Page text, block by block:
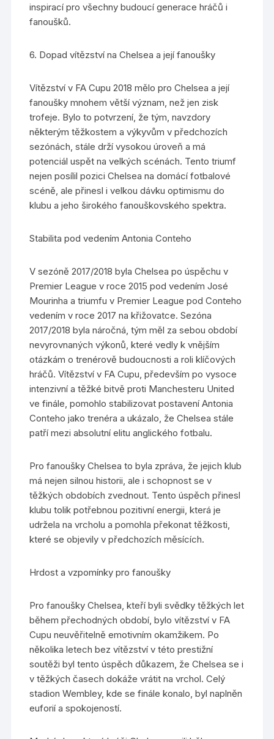
inspirací pro všechny budoucí generace hráčů i
fanoušků.
6. Dopad vítězství na Chelsea a její fanoušky
Vítězství v FA Cupu 2018 mělo pro Chelsea a její
fanoušky mnohem větší význam, než jen zisk
trofeje. Bylo to potvrzení, že tým, navzdory
některým těžkostem a výkyvům v předchozích
sezónách, stále drží vysokou úroveň a má
potenciál uspět na velkých scénách. Tento triumf
nejen posílil pozici Chelsea na domácí fotbalové
scéně, ale přinesl i velkou dávku optimismu do
klubu a jeho širokého fanouškovského spektra.
Stabilita pod vedením Antonia Conteho
V sezóně 2017/2018 byla Chelsea po úspěchu v
Premier League v roce 2015 pod vedením José
Mourinha a triumfu v Premier League pod Conteho
vedením v roce 2017 na křižovatce. Sezóna
2017/2018 byla náročná, tým měl za sebou období
nevyrovnaných výkonů, které vedly k vnějším
otázkám o trenérově budoucnosti a roli klíčových
hráčů. Vítězství v FA Cupu, především po vysoce
intenzivní a těžké bitvě proti Manchesteru United
ve finále, pomohlo stabilizovat postavení Antonia
Conteho jako trenéra a ukázalo, že Chelsea stále
patří mezi absolutní elitu anglického fotbalu.
Pro fanoušky Chelsea to byla zpráva, že jejich klub
má nejen silnou historii, ale i schopnost se v
těžkých obdobích zvednout. Tento úspěch přinesl
klubu tolik potřebnou pozitivní energii, která je
udržela na vrcholu a pomohla překonat těžkosti,
které se objevily v předchozích měsících.
Hrdost a vzpomínky pro fanoušky
Pro fanoušky Chelsea, kteří byli svědky těžkých let
během přechodných období, bylo vítězství v FA
Cupu neuvěřitelně emotivním okamžikem. Po
několika letech bez vítězství v této prestižní
soutěži byl tento úspěch důkazem, že Chelsea se i
v těžkých časech dokáže vrátit na vrchol. Celý
stadion Wembley, kde se finále konalo, byl naplněn
euforií a spokojeností.